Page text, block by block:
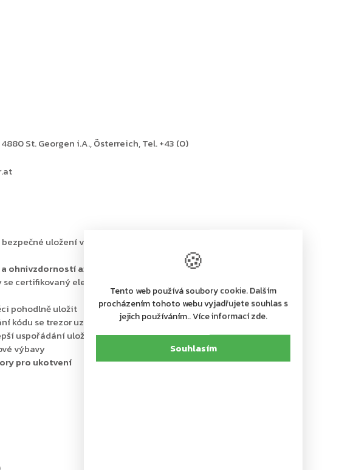
🍪
Tento web používá soubory cookie. Dalším
procházením tohoto webu vyjadřujete souhlas s
jejich používáním.. Více informací zde.
Souhlasím
uložení věcí a zároveň i jejich
ohnivzdorností až po dobu 30 minut
certifikovaný elektronický zámek otevřel
pohodlně uložit
kódu se trezor uzamkne pomocí 3-stranného mechanismu
uspořádání uložených věcí
výbavy
pro ukotvení
St. Georgen i.A., Österreich, Tel. +43 (0)